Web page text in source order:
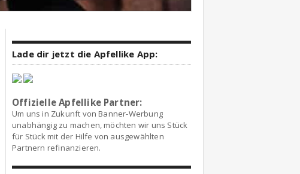
Lade dir jetzt die Apfellike App:
Offizielle Apfellike Partner:
Um uns in Zukunft von Banner-Werbung
unabhängig zu machen, möchten wir uns Stück
für Stück mit der Hilfe von ausgewählten
Partnern refinanzieren.